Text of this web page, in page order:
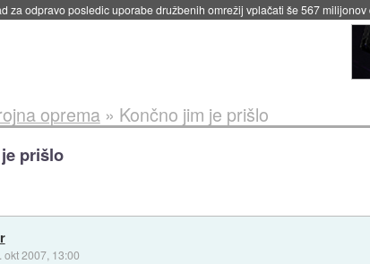
največji model umetne inteligence doslej::včeraj ob 21:37
oprema» Končno jim je prišlo
prišlo
okt 2007, 13:00